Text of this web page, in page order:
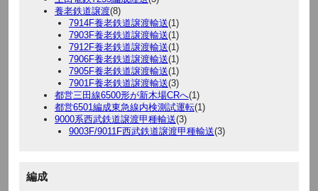
養老鉄道譲渡(8)
7914F養老鉄道譲渡輸送(1)
7903F養老鉄道譲渡輸送(1)
7912F養老鉄道譲渡輸送(1)
7906F養老鉄道譲渡輸送(1)
7905F養老鉄道譲渡輸送(1)
7901F養老鉄道譲渡輸送(3)
都営三田線6500形が新木場CRへ(1)
都営6501編成東急線内検測試運転(1)
9000系西武鉄道譲渡甲種輸送(3)
9003F/9011F西武鉄道譲渡甲種輸送(3)
編成